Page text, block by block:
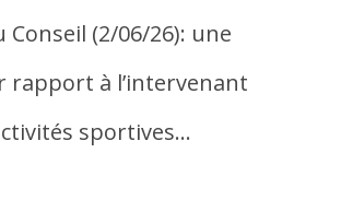
Conseil (2/06/26): une
rapport à l’intervenant
sportives…